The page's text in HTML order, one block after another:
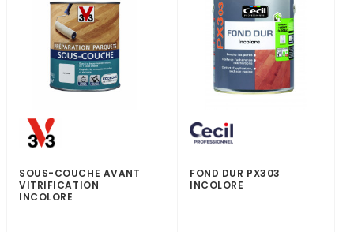
SOUS-COUCHE AVANT
VITRIFICATION
INCOLORE
FOND DUR PX303
INCOLORE